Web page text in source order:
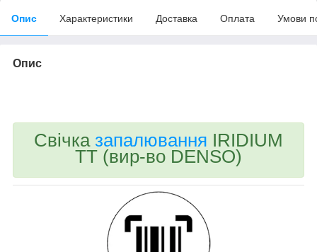
Опис Характеристики Доставка Оплата Умови
Опис
Свічка запалювання IRIDIUM
TT (вир-во DENSO)